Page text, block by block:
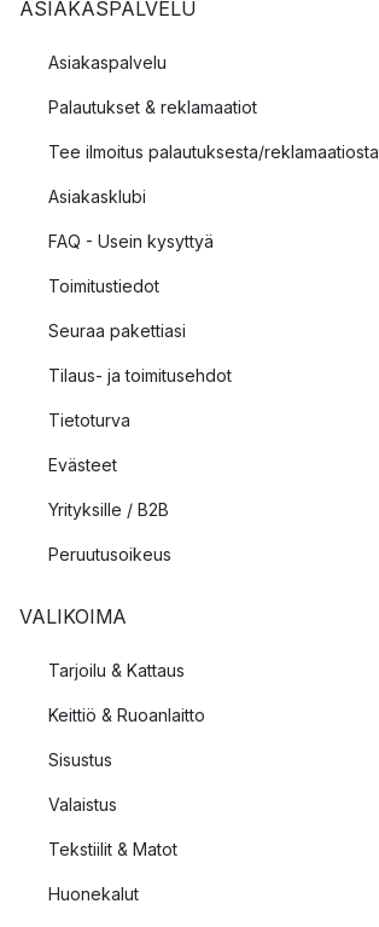
ASIAKASPALVELU
Asiakaspalvelu
Palautukset & reklamaatiot
Tee ilmoitus palautuksesta/reklamaatiosta
Asiakasklubi
FAQ - Usein kysyttyä
Toimitustiedot
Seuraa pakettiasi
Tilaus- ja toimitusehdot
Tietoturva
Evästeet
Yrityksille / B2B
Peruutusoikeus
VALIKOIMA
Tarjoilu & Kattaus
Keittiö & Ruoanlaitto
Sisustus
Valaistus
Tekstiilit & Matot
Huonekalut